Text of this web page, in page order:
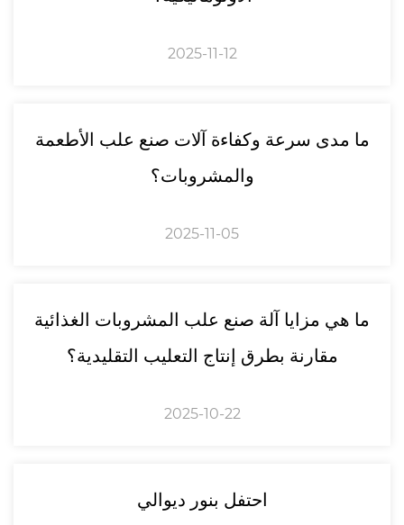
2025-11-12
ما مدى سرعة وكفاءة آلات صنع علب الأطعمة
والمشروبات؟
2025-11-05
ما هي مزايا آلة صنع علب المشروبات الغذائية
مقارنة بطرق إنتاج التعليب التقليدية؟
2025-10-22
احتفل بنور ديوالي